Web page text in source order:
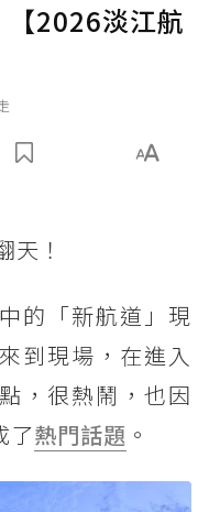
2026淡江航
天！
的「新航道」現
到現場，在進入
，很熱鬧，也因
了熱門話題 。